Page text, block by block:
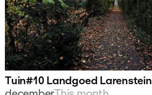
Tuin#10 Landgoed Larenstein